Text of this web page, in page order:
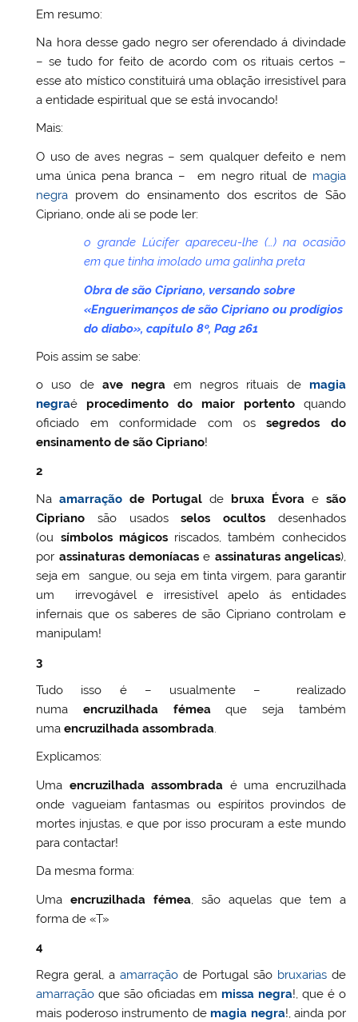
Em resumo:
Na hora desse gado negro ser oferendado á divindade
– se tudo for feito de acordo com os rituais certos –
esse ato místico constituirá uma oblação irresistível para
a entidade espiritual que se está invocando!
Mais:
O uso de aves negras – sem qualquer defeito e nem
uma única pena branca – em negro ritual de magia
negra provem do ensinamento dos escritos de São
Cipriano, onde ali se pode ler:
o grande Lúcifer apareceu-lhe (…) na ocasião
em que tinha imolado uma galinha preta
Obra de são Cipriano, versando sobre
«Enguerimanços de são Cipriano ou prodígios
do diabo», capítulo 8º, Pag 261
Pois assim se sabe:
o uso de ave negraem negros rituais de magia
negraé procedimento do maior portento
quando
oficiado em conformidade com ossegredos do
ensinamento de são Cipriano!
2
Naamarração de Portugal de bruxa Évorae são
Cipriano são usadosselos ocultos desenhados
(ou símbolos mágicosriscados, também conhecidos
por assinaturas demoníacase assinaturas angelicas),
seja em sangue, ou seja em tinta virgem, para garantir
um irrevogável e irresistível apelo ás entidades
infernais que os saberes de são Cipriano controlam e
manipulam!
3
Tudo isso é – usualmente – realizado
numa encruzilhada fémeaque seja também
umaencruzilhada assombrada.
Explicamos:
Uma encruzilhada assombrada é uma encruzilhada
onde vagueiam fantasmas ou espíritos provindos de
mortes injustas, e que por isso procuram a este mundo
para contactar!
Da mesma forma:
Umaencruzilhada fémea , são aquelas que tem a
forma de «T»
4
Regra geral, aamarração de Portugal são bruxariasde
amarração que são oficiadas em missa negra!, que é o
mais poderoso instrumento de magia negra!, ainda por